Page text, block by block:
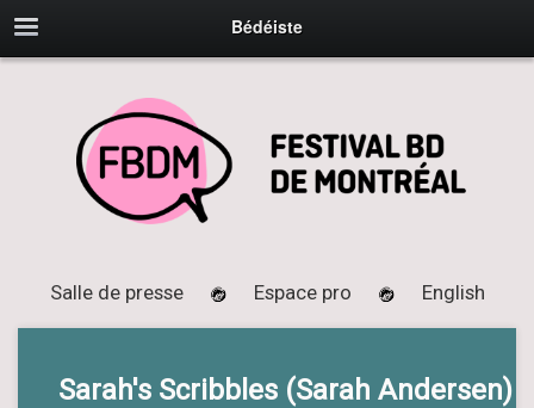
Bédéiste
Salle de presse Espace pro English
Sarah's Scribbles (Sarah Andersen)